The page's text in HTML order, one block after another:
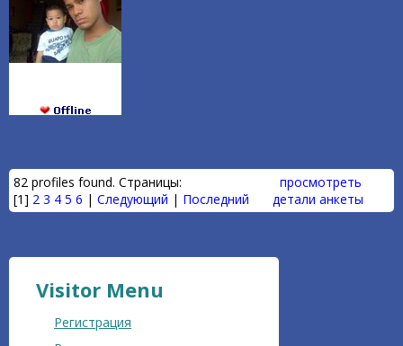
82 profiles found. Страницы:
[1] 2 3 4 5 6 | Следующий | Последний
просмотреть
детали анкеты
Visitor Menu
Регистрация